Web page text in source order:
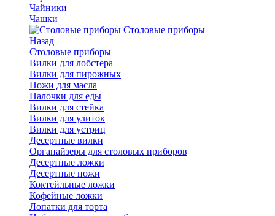
Чайники
Чашки
Cтоловые приборы
Назад
Cтоловые приборы
Вилки для лобстера
Вилки для пирожных
Ножи для масла
Палочки для еды
Вилки для стейка
Вилки для улиток
Вилки для устриц
Десертные вилки
Органайзеры для столовых приборов
Десертные ложки
Десертные ножи
Коктейльные ложки
Кофейные ложки
Лопатки для торта